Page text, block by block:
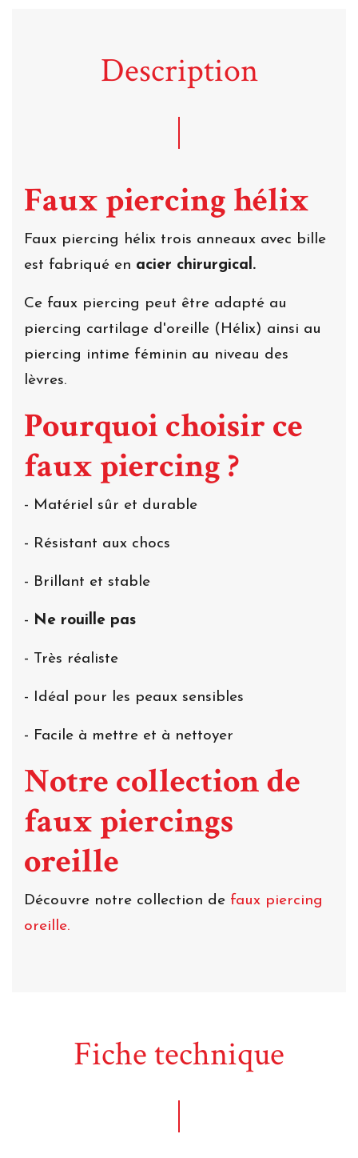
Description
Faux piercing hélix
Faux piercing hélix trois anneaux avec bille
est fabriqué en acier chirurgical.
Ce faux piercing peut être adapté au
piercing cartilage d'oreille (Hélix) ainsi au
piercing intime féminin au niveau des
lèvres.
Pourquoi choisir ce
faux piercing ?
- Matériel sûr et durable
- Résistant aux chocs
- Brillant et stable
- Ne rouille pas
- Très réaliste
- Idéal pour les peaux sensibles
- Facile à mettre et à nettoyer
Notre collection de
faux piercings
oreille
Découvre notre collection de faux piercing
oreille.
Fiche technique